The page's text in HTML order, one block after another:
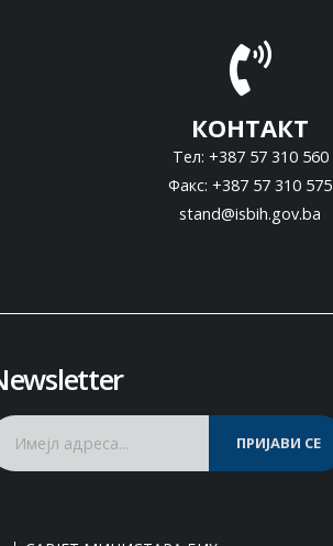
КОНТАКТ
Тел: +387 57 310 560
Факс: +387 57 310 575
stand@isbih.gov.ba
ПРИЈАВИ СЕ